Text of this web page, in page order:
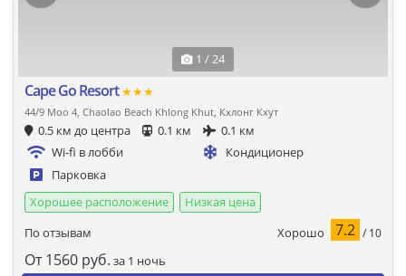
1 / 24
Cape Go Resort★★★
44/9 Moo 4, Chaolao Beach Khlong Khut, Кхлонг Кхут
0.5 км до центра 0.1 км
0.1 км
Wi-fi в лобби
Кондиционер
Парковка
Хорошее расположение
Низкая цена
По отзывам
Хорошо 7.2 / 10
От 1560 руб. за 1 ночь